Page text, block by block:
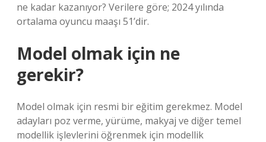
ne kadar kazanıyor? Verilere göre; 2024 yılında
ortalama oyuncu maaşı 51’dir.
Model olmak için ne
gerekir?
Model olmak için resmi bir eğitim gerekmez. Model
adayları poz verme, yürüme, makyaj ve diğer temel
modellik işlevlerini öğrenmek için modellik